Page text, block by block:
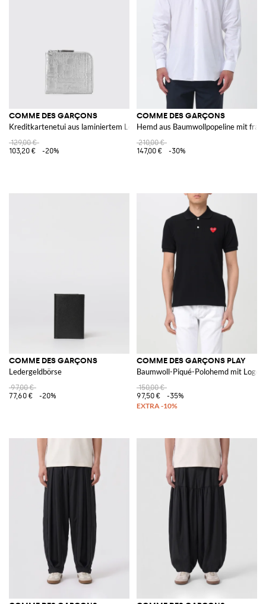
COMME DES GARÇONS
Kreditkartenetui aus laminiertem Leder
129,00 €
103,20 €
-20%
COMME DES GARÇONS
Hemd aus Baumwollpopeline mit
210,00 €
147,00 €
-30%
COMME DES GARÇONS
Ledergeldbörse
97,00 €
77,60 €
-20%
COMME DES GARÇONS PLAY
Baumwoll-Piqué-Polohemd mit Logo
150,00 €
97,50 €
-35%